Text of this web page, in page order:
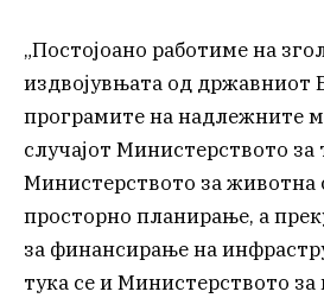
„Постојоано работиме на
издвојувњата од државниот
програмите на надлежните
случајот Министерството за
Министерството за животна
просторно планирање, а
за финансирање на
тука се и Министерството за